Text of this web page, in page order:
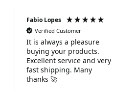
Fabio Lopes
Verified Customer
It is always a pleasure
buying your products.
Excellent service and very
fast shipping. Many
thanks 🚀